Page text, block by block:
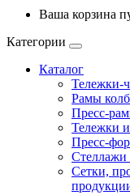
Ваша корзина
Категории
Каталог
Тележки-
Рамы
Пресс-
Тележки
Пресс-
Стеллажи
Сетки,